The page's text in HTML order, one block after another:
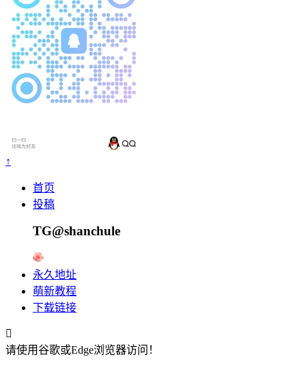
↑
首页
投稿
TG@shanchule
永久地址
萌新教程
下载链接

请使用谷歌或Edge浏览器访问！